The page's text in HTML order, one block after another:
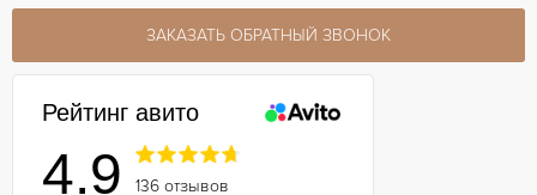
ЗАКАЗАТЬ ОБРАТНЫЙ ЗВОНОК
Рейтинг авито
4.9 136 отзывов